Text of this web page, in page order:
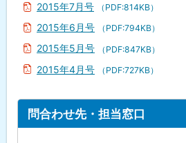
2015年7月号 （PDF:814KB）
2015年6月号 （PDF:794KB）
2015年5月号 （PDF:847KB）
2015年4月号 （PDF:727KB）
問合わせ先・担当窓口